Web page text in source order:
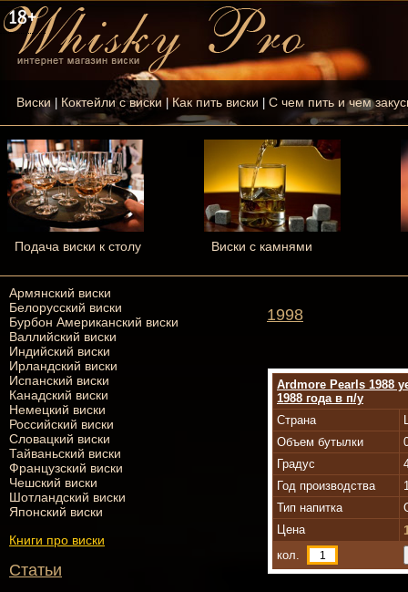
Виски| Коктейли с виски |Как пить виски С чем пить и чем
Подача виски к столу Виски с камнями
Армянский виски
Белорусский виски
Бурбон Американский виски
Валлийский виски
Индийский виски
Ирландский виски
Испанский виски
Канадский виски
Немецкий виски
Российский виски
Словацкий виски
Тайваньский виски
Французский виски
Чешский виски
Шотландский виски
Японский виски
Книги про виски
Статьи
1998
Ardmore Pearls 1988
1988 года в п/у
Страна
Объем бутылки
Градус
Год производства
Тип напитка
Цена
кол.